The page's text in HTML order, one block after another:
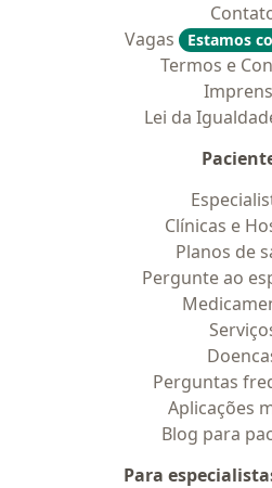
Vagas
Estamos
Termos e
Lei da
Clínicas e
Planos de
Pergunte ao
Perguntas
Aplicações
Blog para
Para